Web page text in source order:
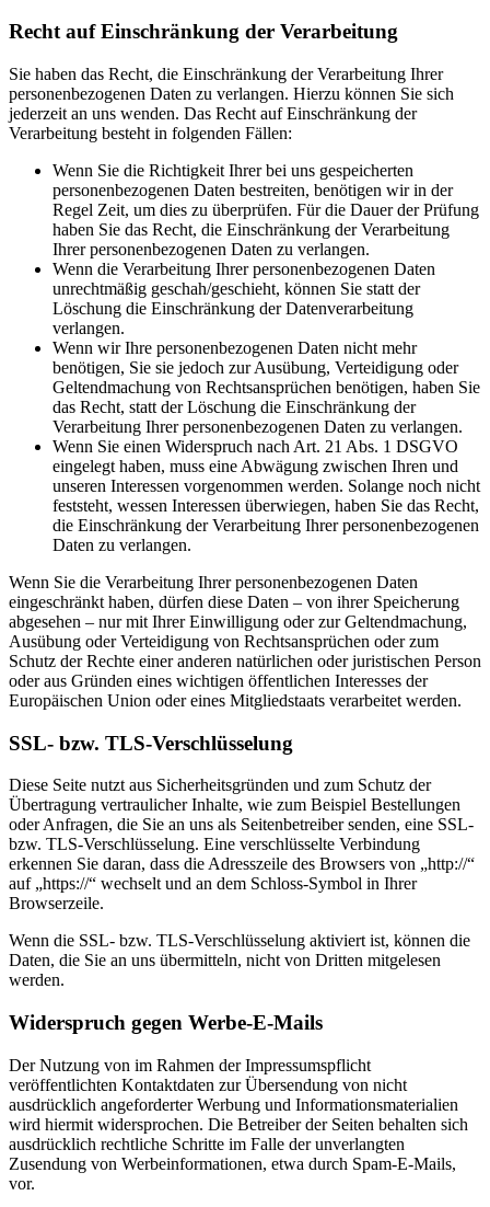
Recht auf Einschränkung der Verarbeitung
Sie haben das Recht, die Einschränkung der Verarbeitung Ihrer
personenbezogenen Daten zu verlangen. Hierzu können Sie sich
jederzeit an uns wenden. Das Recht auf Einschränkung der
Verarbeitung besteht in folgenden Fällen:
Wenn Sie die Richtigkeit Ihrer bei uns gespeicherten
personenbezogenen Daten bestreiten, benötigen wir in der
Regel Zeit, um dies zu überprüfen. Für die Dauer der Prüfung
haben Sie das Recht, die Einschränkung der Verarbeitung
Ihrer personenbezogenen Daten zu verlangen.
Wenn die Verarbeitung Ihrer personenbezogenen Daten
unrechtmäßig geschah/geschieht, können Sie statt der
Löschung die Einschränkung der Datenverarbeitung
verlangen.
Wenn wir Ihre personenbezogenen Daten nicht mehr
benötigen, Sie sie jedoch zur Ausübung, Verteidigung oder
Geltendmachung von Rechtsansprüchen benötigen, haben Sie
das Recht, statt der Löschung die Einschränkung der
Verarbeitung Ihrer personenbezogenen Daten zu verlangen.
Wenn Sie einen Widerspruch nach Art. 21 Abs. 1 DSGVO
eingelegt haben, muss eine Abwägung zwischen Ihren und
unseren Interessen vorgenommen werden. Solange noch nicht
feststeht, wessen Interessen überwiegen, haben Sie das Recht,
die Einschränkung der Verarbeitung Ihrer personenbezogenen
Daten zu verlangen.
Wenn Sie die Verarbeitung Ihrer personenbezogenen Daten
eingeschränkt haben, dürfen diese Daten – von ihrer Speicherung
abgesehen – nur mit Ihrer Einwilligung oder zur Geltendmachung,
Ausübung oder Verteidigung von Rechtsansprüchen oder zum
Schutz der Rechte einer anderen natürlichen oder juristischen Person
oder aus Gründen eines wichtigen öffentlichen Interesses der
Europäischen Union oder eines Mitgliedstaats verarbeitet werden.
SSL- bzw. TLS-Verschlüsselung
Diese Seite nutzt aus Sicherheitsgründen und zum Schutz der
Übertragung vertraulicher Inhalte, wie zum Beispiel Bestellungen
oder Anfragen, die Sie an uns als Seitenbetreiber senden, eine SSL-
bzw. TLS-Verschlüsselung. Eine verschlüsselte Verbindung
erkennen Sie daran, dass die Adresszeile des Browsers von „http://“
auf „https://“ wechselt und an dem Schloss-Symbol in Ihrer
Browserzeile.
Wenn die SSL- bzw. TLS-Verschlüsselung aktiviert ist, können die
Daten, die Sie an uns übermitteln, nicht von Dritten mitgelesen
werden.
Widerspruch gegen Werbe-E-Mails
Der Nutzung von im Rahmen der Impressumspflicht
veröffentlichten Kontaktdaten zur Übersendung von nicht
ausdrücklich angeforderter Werbung und Informationsmaterialien
wird hiermit widersprochen. Die Betreiber der Seiten behalten sich
ausdrücklich rechtliche Schritte im Falle der unverlangten
Zusendung von Werbeinformationen, etwa durch Spam-E-Mails,
vor.